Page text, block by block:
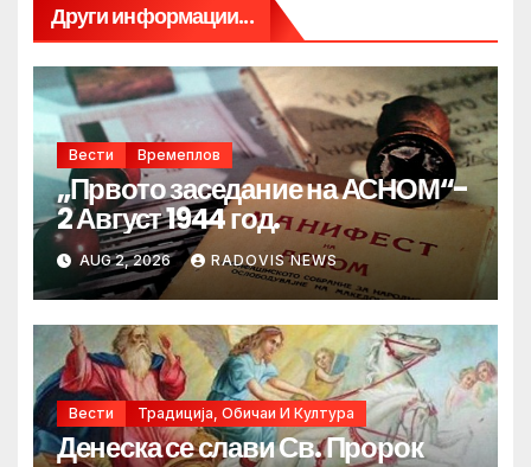
Други информации...
Вести Времеплов
„Првото заседание на АСНОМ“-
2 Август 1944 год.
AUG 2, 2026 RADOVIS NEWS
Вести Традиција, Обичаи И Култура
Денеска се слави Св. Пророк